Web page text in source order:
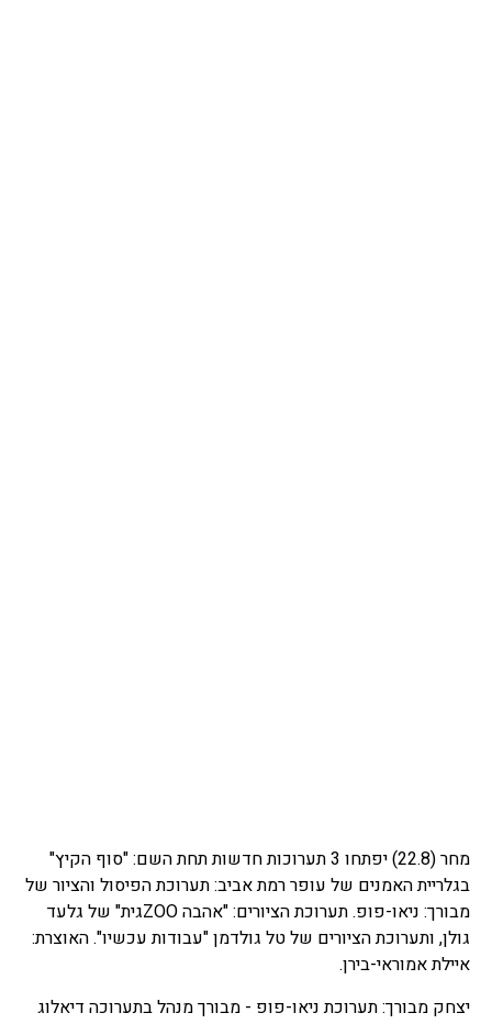
מחר (22.8) יפתחו 3 תערוכות חדשות תחת השם: "סוף הקיץ"
בגלריית האמנים של עופר רמת אביב: תערוכת הפיסול והציור של
מבורך: ניאו-פופ. תערוכת הציורים: "אהבה ZOOגית" של גלעד
גולן, ותערוכת הציורים של טל גולדמן "עבודות עכשיו". האוצרת:
איילת אמוראי-בירן.
יצחק מבורך: תערוכת ניאו-פופ - מבורך מנהל בתערוכה דיאלוג